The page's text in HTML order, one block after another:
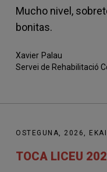
Mucho nivel,
bonitas.
Xavier Palau
Servei de Rehabilitació
OSTEGUNA, 2026,
TOCA LICEU